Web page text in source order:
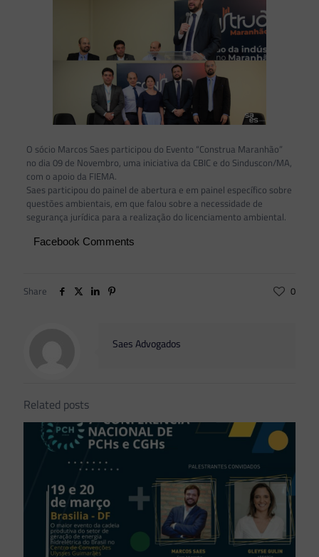
O sócio Marcos Saes participou do Evento “Construa Maranhão”
no dia 09 de Novembro, uma iniciativa da CBIC e do Sinduscon/MA,
com o apoio da FIEMA.
Saes participou do painel de abertura e em painel específico sobre
questões ambientais, em que falou sobre a necessidade de
segurança jurídica para a realização do licenciamento ambiental.
Facebook Comments
Share 0
Saes Advogados
Related posts